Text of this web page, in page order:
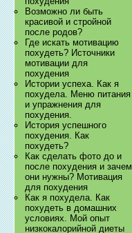
Возможно ли быть
красивой и стройной
после родов?
Где искать мотивацию
похудеть? Источники
мотивации для
похудения
Истории успеха. Как я
похудела. Меню питания
и упражнения для
похудения.
История успешного
похудения. Как
похудеть?
Как сделать фото до и
после похудения и зачем
они нужны? Мотивация
для похудения
Как я похудела. Как
похудеть в домашних
условиях. Мой опыт
низкокалорийной диеты